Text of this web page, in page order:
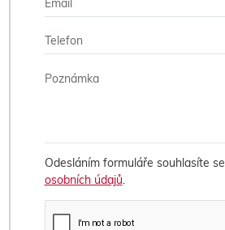
Odesláním formuláře souhlasíte se
osobních údajů.